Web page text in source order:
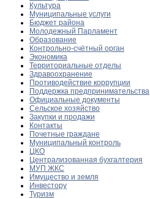
Культура
Муниципальные услуги
Бюджет района
Молодежный Парламент
Образование
Контрольно-счётный орган
Экономика
Территориальные отделы
Здравоохранение
Противодействие коррупции
Поддержка предпринимательства
Официальные документы
Сельское хозяйство
Закупки и продажи
Контакты
Почетные граждане
Муниципальный контроль
ЦКО
Централизованная бухгалтерия
МУП ЖКС
Имущество и земля
Инвестору
Туризм